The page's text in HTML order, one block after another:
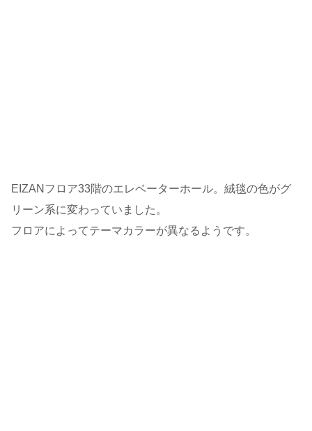
EIZANフロア33階のエレベーターホール。絨毯の色がグ
リーン系に変わっていました。
フロアによってテーマカラーが異なるようです。